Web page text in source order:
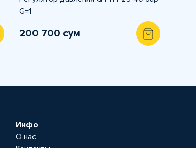
G=1
200 700 сум
Инфо
О нас